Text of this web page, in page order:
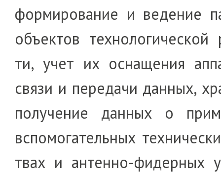
формирование и ве­де­ние
объектов
ти, учет их ос­нащения
свя­зи и пере­да­чи данных,
полу­чение данных о
вспо­мо­га­те­ль­ных
т­вах и антенно-фидерных